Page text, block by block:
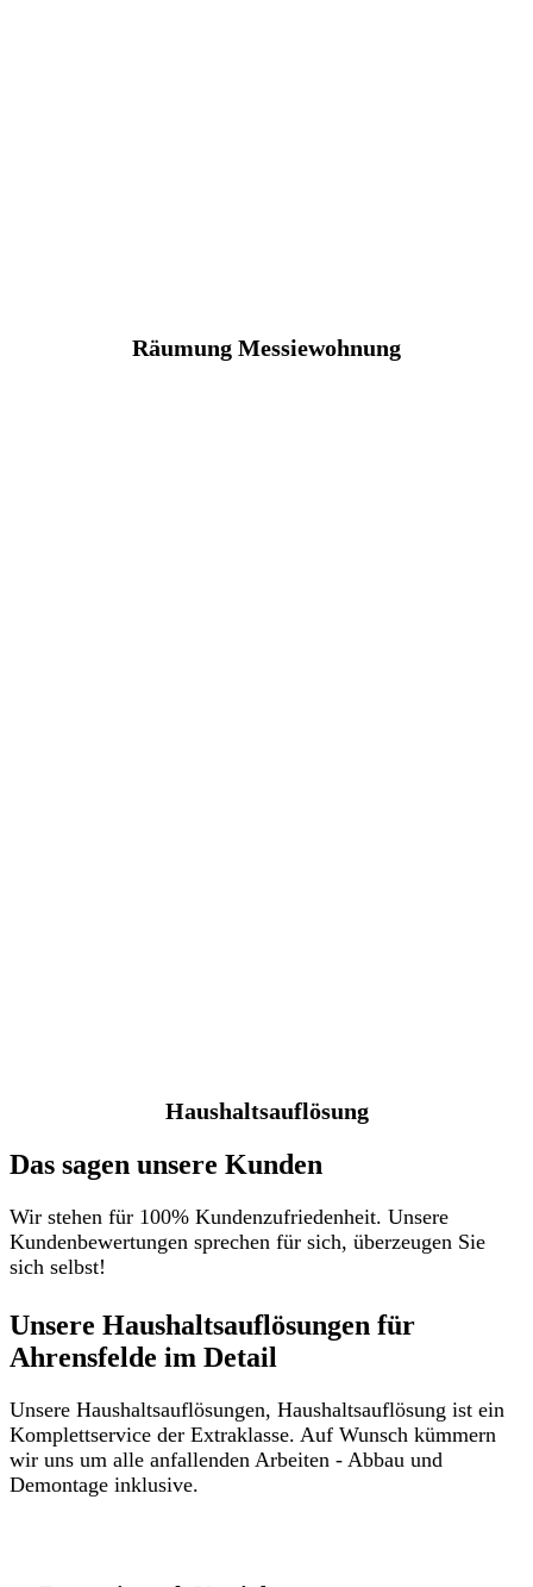
Räumung Messiewohnung
Haushaltsauflösung
Das sagen unsere Kunden
Wir stehen für 100% Kundenzufriedenheit. Unsere
Kundenbewertungen sprechen für sich, überzeugen Sie
sich selbst!
Unsere Haushaltsauflösungen für
Ahrensfelde im Detail​
Unsere Haushaltsauflösungen, Haushaltsauflösung ist ein
Komplettservice der Extraklasse. Auf Wunsch kümmern
wir uns um alle anfallenden Arbeiten - Abbau und
Demontage inklusive.